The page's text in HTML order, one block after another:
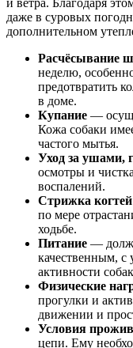
даже в суровых
дополнительном
Расчёсывание
неделю,
предотвратить
в доме.
Купание —
Кожа собаки
частого мытья.
Уход за ушами,
осмотры и
воспалений.
Стрижка когтей
по мере
ходьбе.
Питание —
качественным, с
активности
Физические
прогулки и
движении и
Условия
цепи. Ему